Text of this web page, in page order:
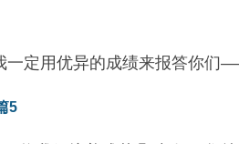
一定用优异的成绩来报答你们
5